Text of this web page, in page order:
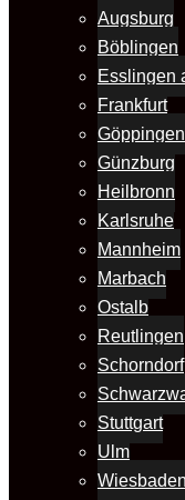
Augsburg
Böblingen
Esslingen
Frankfurt
Göppingen
Günzburg
Heilbronn
Karlsruhe
Mannheim
Marbach
Ostalb
Reutlingen
Schorndorf
Stuttgart
Ulm
Wiesbaden